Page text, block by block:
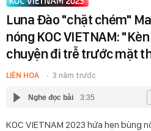
Luna Đào "chặt chém"
nóng KOC VIETNAM:
chuyện đi trễ trước mặt
LIÊN HOA 3 năm trước
Nghe đọc bài 3:35
KOC VIETNAM 2023 hứa hẹn bùng